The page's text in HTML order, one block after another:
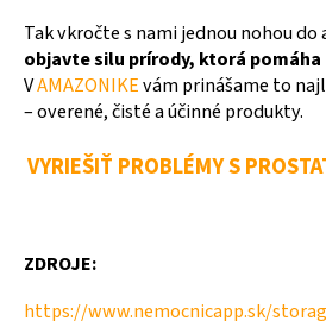
Tak vkročte s nami jednou nohou
objavte silu prírody, ktorá
VAMAZONIKEvám prinášame to
– overené, čisté a účinné produkty.
VYRIEŠIŤ PROBLÉMY S
ZDROJE:
https://www.nemocnicapp.sk/